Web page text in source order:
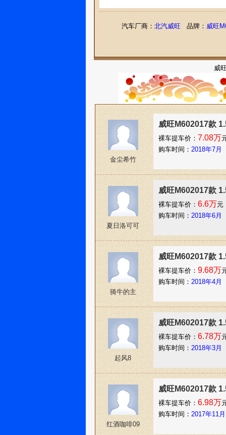
汽车厂商： 北汽威旺 品牌： 威旺
威
金尘希竹
威旺M602017款
裸车提车价： 7.08万
购车时间： 2018年7月
夏日洛可可
威旺M602017款
裸车提车价： 6.6万元
购车时间： 2018年6月
骑牛的主
威旺M602017款
裸车提车价： 9.68万
购车时间： 2018年4月
起风8
威旺M602017款
裸车提车价： 6.78万
购车时间： 2018年3月
红酒咖啡09
威旺M602017款
裸车提车价： 6.98万
购车时间： 2017年11月